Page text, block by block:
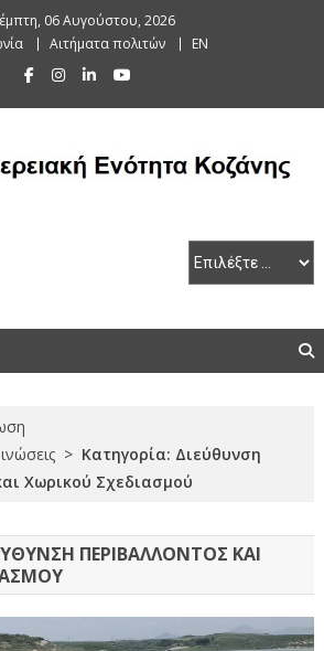
06 Αυγούστου, 2026
Αιτήματα πολιτών EN
> Κατηγορία: Διεύθυνση
Χωρικού Σχεδιασμού
ΠΕΡΙΒΆΛΛΟΝΤΟΣ ΚΑΙ